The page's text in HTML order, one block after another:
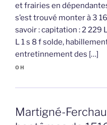
et frairies en
s’est trouvé monter à 3
savoir : capitation : 2 229
L 1 s 8 f solde,
entretinnement des […]
OH
Martigné-